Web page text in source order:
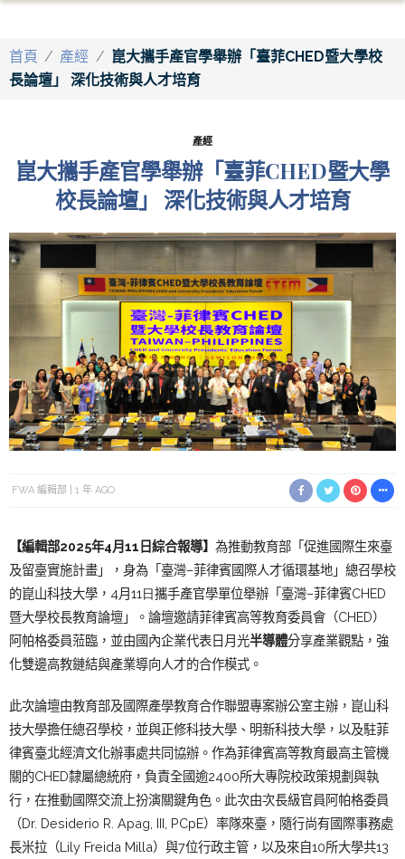
首頁 / 產經 / 崑大攜手產官學舉辦「臺菲CHED暨大學校
長論壇」 深化技術與人才培育
產經
崑大攜手產官學舉辦「臺菲CHED暨大學
校長論壇」 深化技術與人才培育
FWA 編輯部 1 年 AGO
【編輯部2025年4月11日綜合報導】 為推動教育部「促進國際生來臺
及留臺實施計畫」，身為「臺灣–菲律賓國際人才循環基地」總召學校
的崑山科技大學，4月11日攜手產官學單位舉辦「臺灣–菲律賓CHED
暨大學校長教育論壇」
。論壇邀請菲律賓高等教育委員會（CHED）
阿帕格委員蒞臨， 並由國內企業代表日月光半導體分享產業觀點， 強
化雙邊高教鏈結與產業導向人才的合作模式。
此次論壇由教育部及國際產學教育合作聯盟專案辦公室主辦， 崑山科
技大學擔任總召學校，並與正修科技大學、明新科技大學， 以及駐菲
律賓臺北經濟文化辦事處共同協辦。 作為菲律賓高等教育最高主管機
關的CHED隸屬總統府， 負責全國逾2400所大專院校政策規劃與執
行， 在推動國際交流上扮演關鍵角色。此次由次長級官員阿帕格委員
（Dr. Desiderio R. Apag, III, PCpE）率隊來臺，隨行尚有國際事務處
長米拉（Lily Freida Milla）與7位行政主管，以及來自10所大學共13